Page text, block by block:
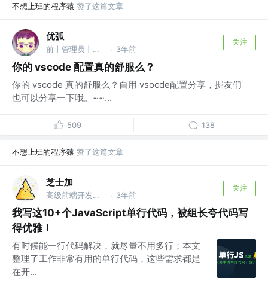
不想上班的程序猿 赞了这篇文章
优弧
前丨管理员丨首席客服君丨运营负责人 @掘金 · 3年前
关注
你的 vscode 配置真的舒服么？
你的 vscode 真的舒服么？自用 vsocde配置分享，掘友们
也可以分享一下哦。~~...
509 138
不想上班的程序猿 赞了这篇文章
芝士加
高级前端开发工程师 · 3年前
关注
我写这10+个JavaScript单行代码，被组长夸代码写
得优雅！
有时候能一行代码解决，就尽量不用多行；本文
整理了工作非常有用的单行代码，这些需求都是
在开...